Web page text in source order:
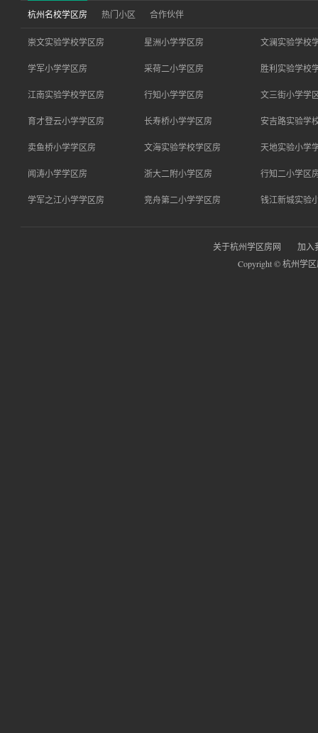
杭州名校学区房 热门小区 合作伙伴
崇文实验学校学区房 星洲小学学区房 文澜实验学校
学军小学学区房 采荷二小学区房 胜利实验学校
江南实验学校学区房 行知小学学区房 文三街小学学
育才登云小学学区房 长寿桥小学学区房 安吉路实验学
卖鱼桥小学学区房 文海实验学校学区房 天地实验小学
闻涛小学学区房 浙大二附小学区房 行知二小学区
学军之江小学学区房 竞舟第二小学学区房 钱江新城实验
关于杭州学区房网
加入
Copyright © 杭州学